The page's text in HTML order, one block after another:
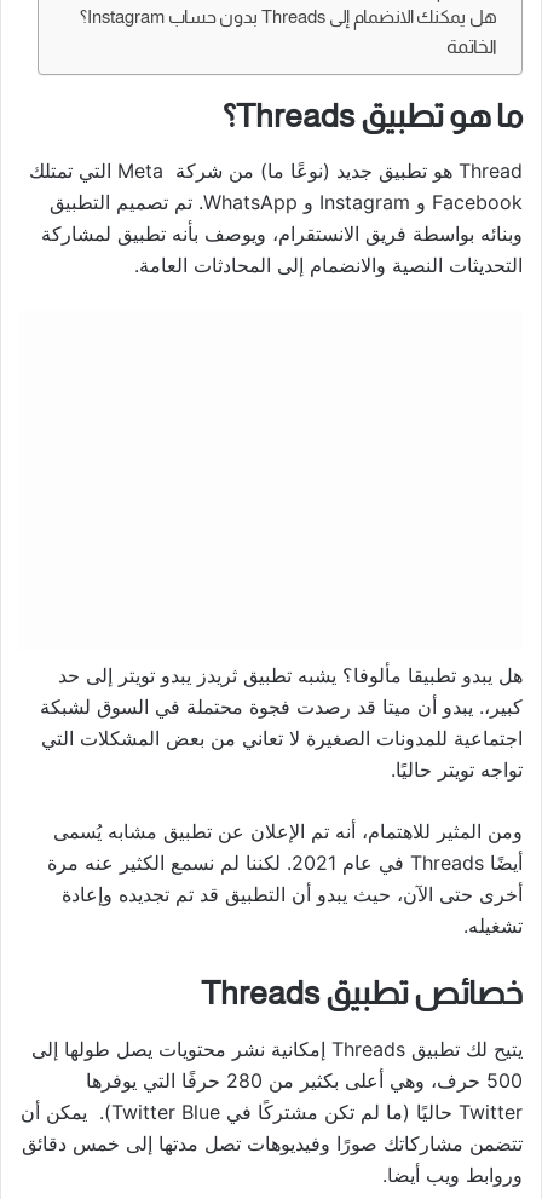
هل يمكنك الانضمام إلى Threads بدون حساب Instagram؟
الخاتمة
ما هو تطبيق Threads؟
Thread هو تطبيق جديد (نوعًا ما) من شركة Meta التي تمتلك
Facebook و Instagram و WhatsApp. تم تصميم التطبيق
وبنائه بواسطة فريق الانستقرام، ويوصف بأنه تطبيق لمشاركة
التحديثات النصية والانضمام إلى المحادثات العامة.
هل يبدو تطبيقا مألوفا؟ يشبه تطبيق ثريدز يبدو تويتر إلى حد
كبير،. يبدو أن ميتا قد رصدت فجوة محتملة في السوق لشبكة
اجتماعية للمدونات الصغيرة لا تعاني من بعض المشكلات التي
تواجه تويتر حاليًا.
ومن المثير للاهتمام، أنه تم الإعلان عن تطبيق مشابه يُسمى
أيضًا Threads في عام 2021. لكننا لم نسمع الكثير عنه مرة
أخرى حتى الآن، حيث يبدو أن التطبيق قد تم تجديده وإعادة
تشغيله.
خصائص تطبيق Threads
يتيح لك تطبيق Threads إمكانية نشر محتويات يصل طولها إلى
500 حرف، وهي أعلى بكثير من 280 حرفًا التي يوفرها
Twitter حاليًا (ما لم تكن مشتركًا في Twitter Blue). يمكن أن
تتضمن مشاركاتك صورًا وفيديوهات تصل مدتها إلى خمس دقائق
وروابط ويب أيضا.